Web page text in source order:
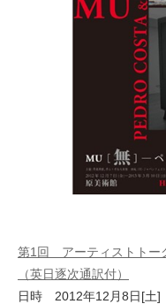
第1回 アーティストトー
（英日逐次通訳付）
日時 2012年12月8日[土